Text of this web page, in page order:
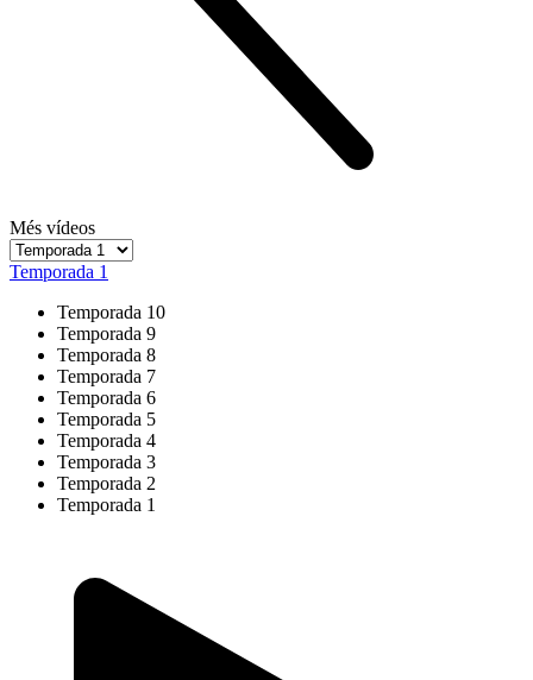
Més vídeos
Temporada 1
Temporada 10
Temporada 9
Temporada 8
Temporada 7
Temporada 6
Temporada 5
Temporada 4
Temporada 3
Temporada 2
Temporada 1